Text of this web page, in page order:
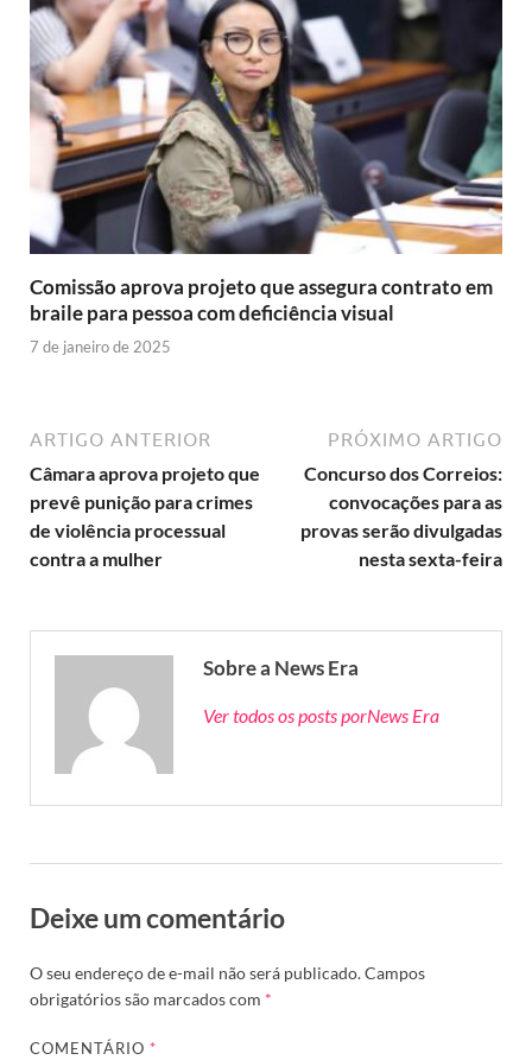
Comissão aprova projeto que assegura contrato em
braile para pessoa com deficiência visual
7 de janeiro de 2025
ARTIGO ANTERIOR
Câmara aprova projeto que
prevê punição para crimes
de violência processual
contra a mulher
PRÓXIMO ARTIGO
Concurso dos Correios:
convocações para as
provas serão divulgadas
nesta sexta-feira
Sobre a News Era
Ver todos os posts porNews Era
Deixe um comentário
O seu endereço de e-mail não será publicado.Campos
obrigatórios são marcados com *
COMENTÁRIO*